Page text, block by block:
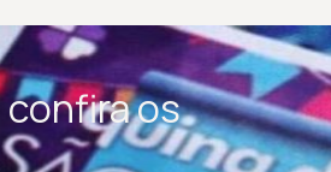
confira os